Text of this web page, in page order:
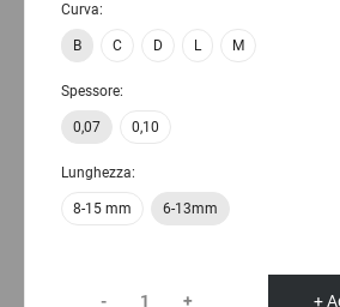
Curva:
B C D L M
Spessore:
0,07 0,10
Lunghezza:
8-15 mm 6-13mm
- + +